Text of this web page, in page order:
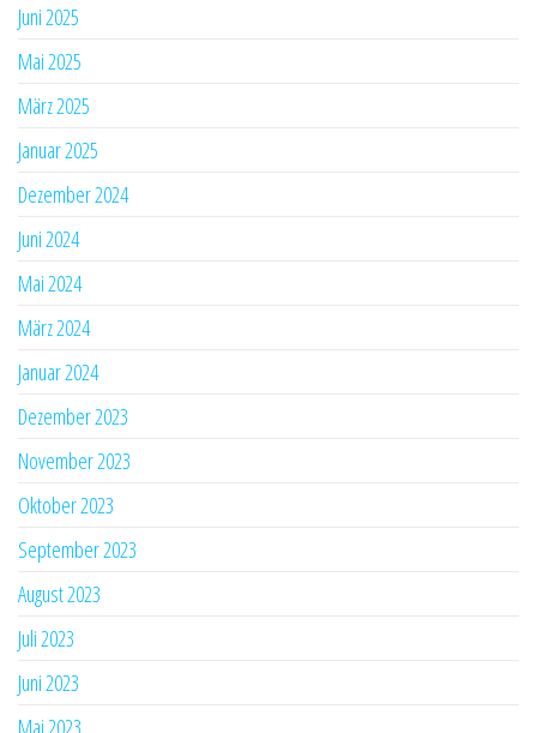
Juni 2025
Mai 2025
März 2025
Januar 2025
Dezember 2024
Juni 2024
Mai 2024
März 2024
Januar 2024
Dezember 2023
November 2023
Oktober 2023
September 2023
August 2023
Juli 2023
Juni 2023
Mai 2023